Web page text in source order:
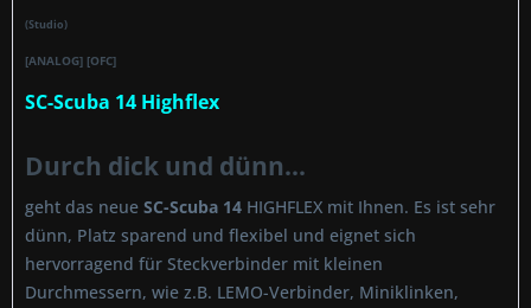
(Studio)
[ANALOG] [OFC]
SC-Scuba 14 Highflex
Durch dick und dünn...
geht das neue SC-Scuba 14 HIGHFLEX mit Ihnen. Es ist sehr
dünn, Platz sparend und flexibel und eignet sich
hervorragend für Steckverbinder mit kleinen
Durchmessern, wie z.B. LEMO-Verbinder, Miniklinken,